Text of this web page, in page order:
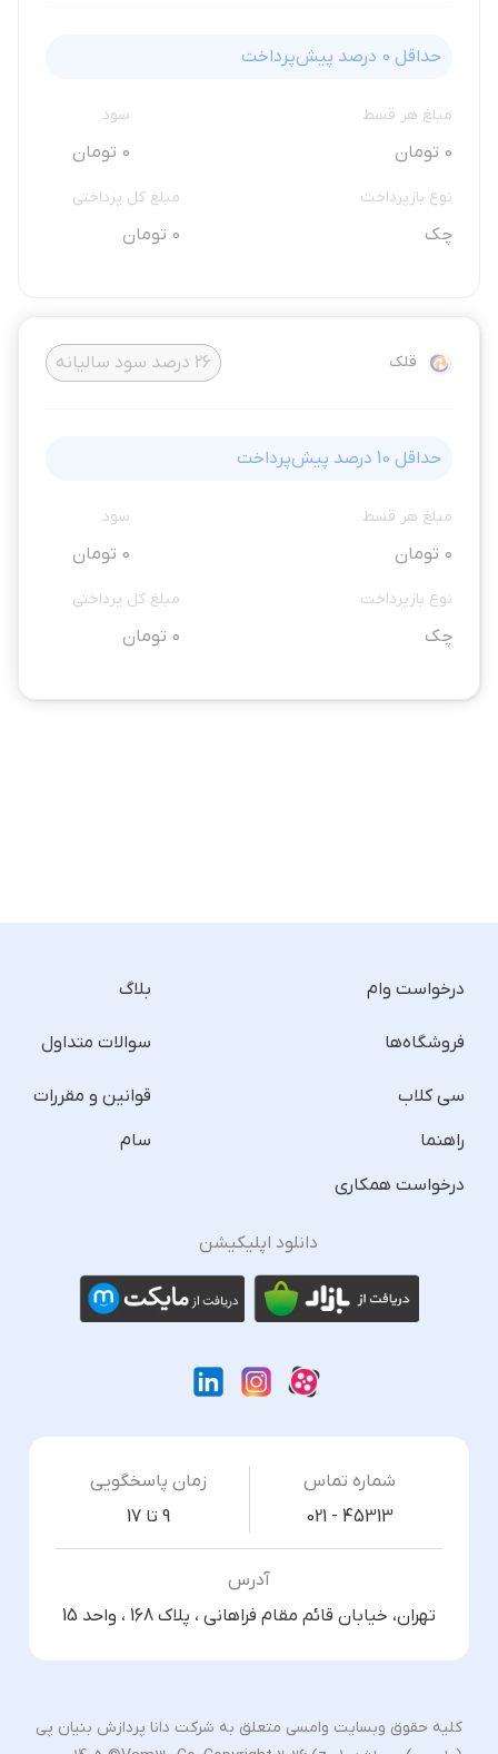
حداقل 0 درصد پیش‌پرداخت
مبلغ هر قسط
0 تومان
سود
0 تومان
نوع بازپرداخت
چک
مبلغ کل پرداختی
0 تومان
قلک 26 درصد سود سالیانه
حداقل 10 درصد پیش‌پرداخت
مبلغ هر قسط
0 تومان
سود
0 تومان
نوع بازپرداخت
چک
مبلغ کل پرداختی
0 تومان
درخواست وام
فروشگاه‌ها
سی کلاب
راهنما
درخواست همکاری
بلاگ
سوالات متداول
قوانین و مقررات
سام
دانلود اپلیکیشن
شماره تماس
021 - 45313
زمان پاسخگویی
9 تا 17
آدرس
تهران، خیابان قائم مقام فراهانی ، پلاک 168 ، واحد 15
کلیه حقوق وبسایت وامسی متعلق به شرکت دانا پردازش بنیان پی